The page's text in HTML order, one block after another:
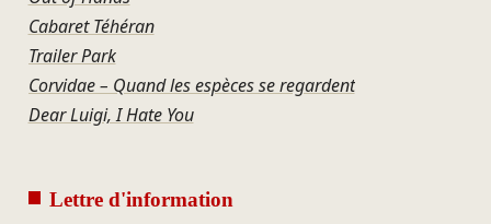
Cabaret Téhéran
Trailer Park
Corvidae – Quand les espèces se regardent
Dear Luigi, I Hate You
Lettre d'information